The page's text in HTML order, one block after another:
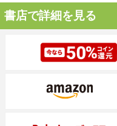
書店で詳細を見る